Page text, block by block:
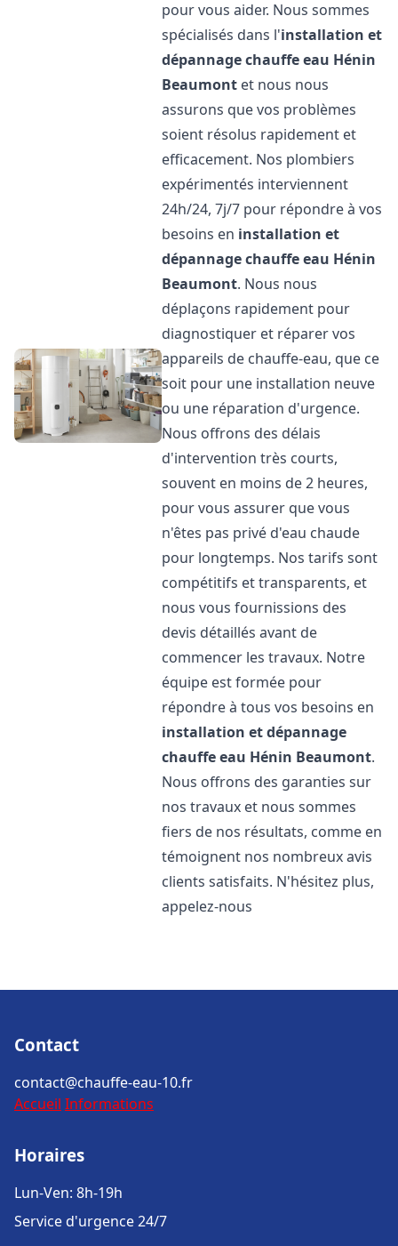
pour vous aider. Nous sommes
spécialisés dans l'installation et
dépannage chauffe eau Hénin
Beaumont et nous nous
assurons que vos problèmes
soient résolus rapidement et
efficacement. Nos plombiers
expérimentés interviennent
24h/24, 7j/7 pour répondre à vos
besoins en installation et
dépannage chauffe eau Hénin
Beaumont. Nous nous
déplaçons rapidement pour
diagnostiquer et réparer vos
appareils de chauffe-eau, que ce
soit pour une installation neuve
ou une réparation d'urgence.
Nous offrons des délais
d'intervention très courts,
souvent en moins de 2 heures,
pour vous assurer que vous
n'êtes pas privé d'eau chaude
pour longtemps. Nos tarifs sont
compétitifs et transparents, et
nous vous fournissions des
devis détaillés avant de
commencer les travaux. Notre
équipe est formée pour
répondre à tous vos besoins en
installation et dépannage
chauffe eau Hénin Beaumont.
Nous offrons des garanties sur
nos travaux et nous sommes
fiers de nos résultats, comme en
témoignent nos nombreux avis
clients satisfaits. N'hésitez plus,
appelez-nous
Contact
contact@chauffe-eau-10.fr
Accueil Informations
Horaires
Lun-Ven: 8h-19h
Service d'urgence 24/7